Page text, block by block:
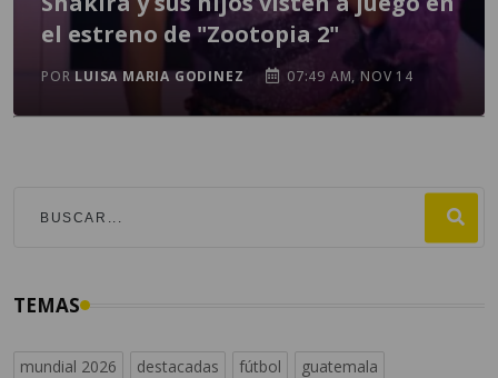
el estreno de "Zootopia 2"
PORLUISA MARIA GODINEZ 07:49 AM, NOV 14
TEMAS
mundial 2026 destacadas fútbol
guatemala